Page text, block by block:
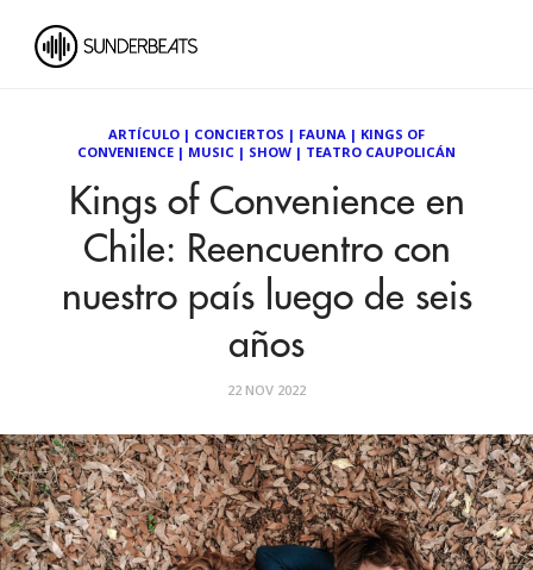
ARTÍCULO | CONCIERTOS | FAUNA | KINGS OF
CONVENIENCE | MUSIC | SHOW | TEATRO CAUPOLICÁN
Kings of Convenience en
Chile: Reencuentro con
nuestro país luego de seis
años
22 NOV 2022